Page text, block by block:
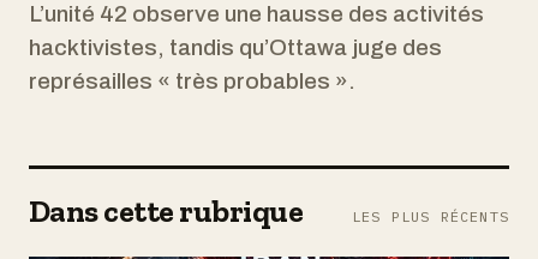
L’unité 42 observe une hausse des activités
hacktivistes, tandis qu’Ottawa juge des
représailles « très probables ».
Dans cette rubrique LES PLUS RÉCENTS